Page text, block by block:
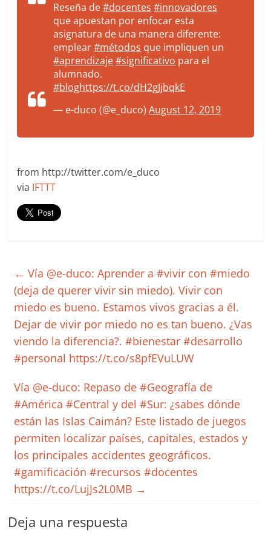
Reseña de#docentes #innovadores
que apuestan por enfocar esta
asignatura de una manera diferente:
emplear#métodos que impliquen un
#aprendizaje #significativo para el
alumnado.
#bloghttps://t.co/dH2gJjbqkE
— e-duco (@e_duco)August 12, 2019
from http://twitter.com/e_duco
via IFTTT
← Vía @e-duco: Aprender a #vivir con #miedo
(deja de querer vivir sin miedo). Vivir con
miedo es bueno. Estamos vivos gracias a él.
Dejar de vivir por miedo no es tan bueno. ¿Vas
viendo la diferencia?. #bienestar #desarrollo
#personal https://t.co/s8pfEVuLUW
Vía @e-duco: Repaso de #Geografía de
#América #Central y del #Sur: ¿sabes dónde
están las Islas Caimán? Este listado de juegos
permiten localizar países, capitales, estados y
los principales accidentes geográficos.
#gamificación #recursos #docentes
https://t.co/LujJs2L0MB →
Deja una respuesta